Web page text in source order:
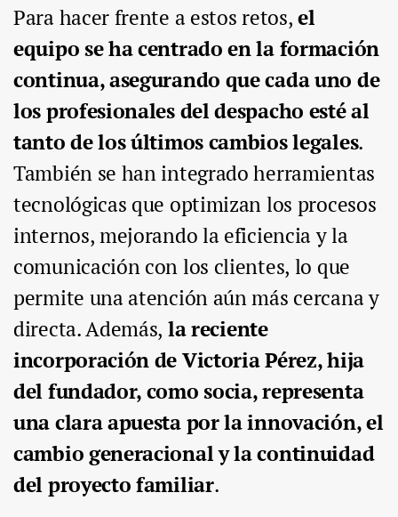
Para hacer frente a estos retos,el
equipo se ha centrado en la formación
continua, asegurando que cada uno de
los profesionales del despacho esté al
tanto de los últimos cambios legales.
También se han integrado herramientas
tecnológicas que optimizan los procesos
internos, mejorando la eficiencia y la
comunicación con los clientes, lo que
permite una atención aún más cercana y
directa. Además, la reciente
incorporación de Victoria Pérez, hija
del fundador, como socia, representa
una clara apuesta por la innovación, el
cambio generacional y la continuidad
del proyecto familiar.